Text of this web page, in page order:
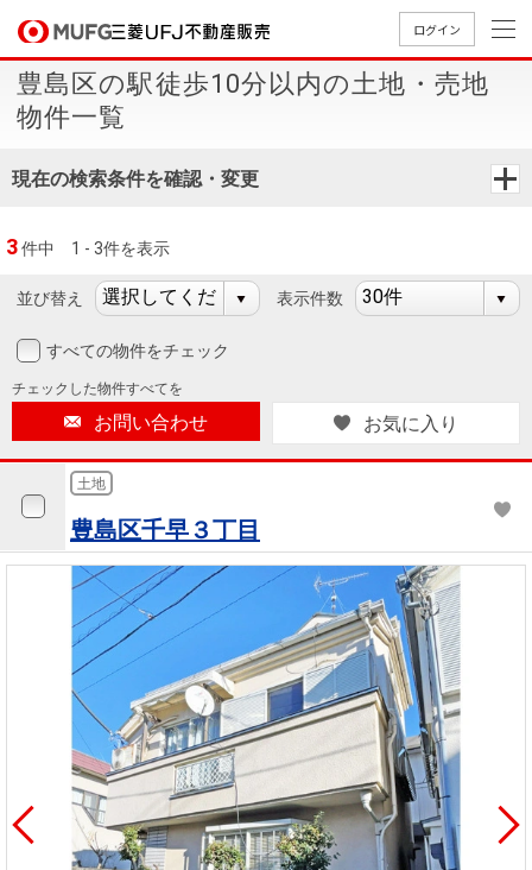
ログイン
買いたいTOP
中古
マン
ショ
探す
築・
中古
を探
す
投
資
物
件
を
探
す
事業
用物
件を
探す
売りたいTOP
無
料
査
却
相
売却
時手
取り
金額
試算
売却向け
サービス
周辺相場
検索
住まい1プ
ラス（お
役立ちコ
店舗案内TOP
店舗のご
案内（首
都圏）
古屋）
案内（関
西）
会社情報TOP
ごあいさ
つ
Way
経営ビジ
ョン
沿革
本社地
ニュース
リリース
会社案内
（電子ブ
ック版）
採用情報TOP
新卒採用
情報
買いたい
売りたい
店舗案内
会社情報
採用情報
法人のお客さま
提携企業にお勤めの方
会員ページ
閉じる
豊島区の駅徒歩10分以内の土地・売地
物件一覧
現在の検索条件を確認・変更
3件中 1 - 3件を表示
並び替え 表示件数
すべての物件をチェック
チェックした物件すべてを
お問い合わせ お気に入り
土地
豊島区千早３丁目